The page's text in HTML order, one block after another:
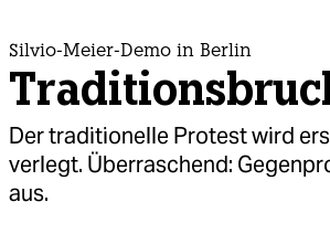
Silvio-Meier-Demo in Berlin
Der traditionelle Protest wird
verlegt. Überraschend:
aus.